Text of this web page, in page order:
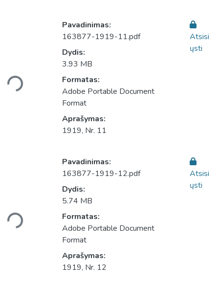
Įkeliama...
Pavadinimas:
163877-1919-11.pdf
Dydis:
3.93 MB
Formatas:
Adobe Portable Document
Format
Aprašymas:
1919, Nr. 11
Atsisi
ųsti
Įkeliama...
Pavadinimas:
163877-1919-12.pdf
Dydis:
5.74 MB
Formatas:
Adobe Portable Document
Format
Aprašymas:
1919, Nr. 12
Atsisi
ųsti